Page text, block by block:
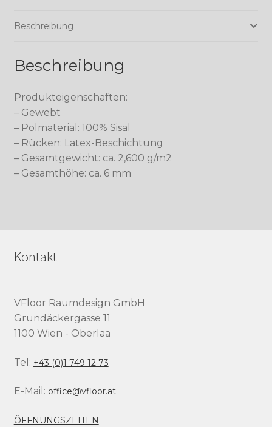
Beschreibung
Beschreibung
Produkteigenschaften:
– Gewebt
– Polmaterial: 100% Sisal
– Rücken: Latex-Beschichtung
– Gesamtgewicht: ca. 2,600 g/m2
– Gesamthöhe: ca. 6 mm
Kontakt
VFloor Raumdesign GmbH
Grundäckergasse 11
1100 Wien - Oberlaa
Tel: +43 (0)1 749 12 73
E-Mail: office@vfloor.at
ÖFFNUNGSZEITEN